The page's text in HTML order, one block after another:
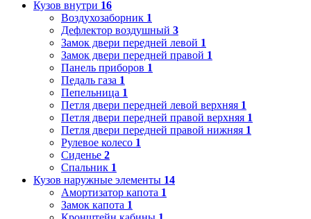
Кузов внутри 16
Воздухозаборник 1
Дефлектор воздушный 3
Замок двери передней левой 1
Замок двери передней правой 1
Панель приборов 1
Педаль газа 1
Пепельница 1
Петля двери передней левой верхняя 1
Петля двери передней правой верхняя 1
Петля двери передней правой нижняя 1
Рулевое колесо 1
Сиденье 2
Спальник 1
Кузов наружные элементы 14
Амортизатор капота 1
Замок капота 1